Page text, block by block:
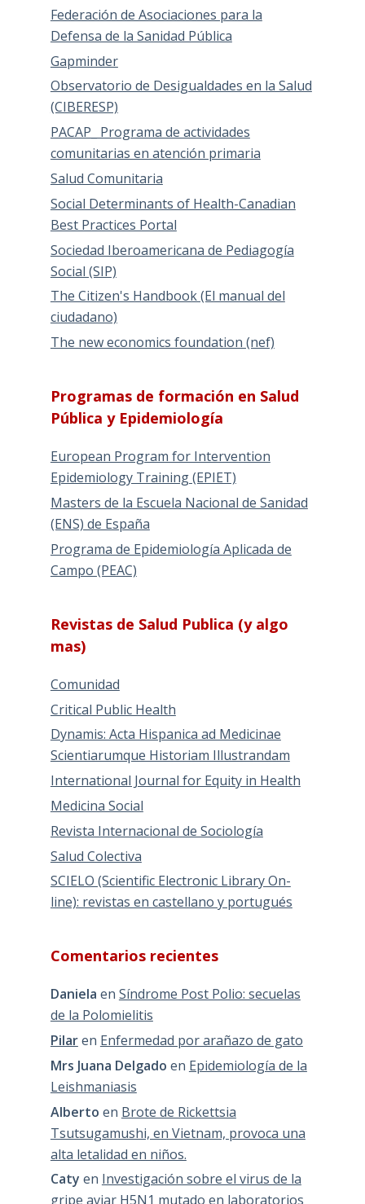
Federación de Asociaciones para la
Defensa de la Sanidad Pública
Gapminder
Observatorio de Desigualdades en la Salud
(CIBERESP)
PACAP_ Programa de actividades
comunitarias en atención primaria
Salud Comunitaria
Social Determinants of Health-Canadian
Best Practices Portal
Sociedad Iberoamericana de Pediagogía
Social (SIP)
The Citizen's Handbook (El manual del
ciudadano)
The new economics foundation (nef)
Programas de formación en Salud
Pública y Epidemiología
European Program for Intervention
Epidemiology Training (EPIET)
Masters de la Escuela Nacional de Sanidad
(ENS) de España
Programa de Epidemiología Aplicada de
Campo (PEAC)
Revistas de Salud Publica (y algo
mas)
Comunidad
Critical Public Health
Dynamis: Acta Hispanica ad Medicinae
Scientiarumque Historiam Illustrandam
International Journal for Equity in Health
Medicina Social
Revista Internacional de Sociología
Salud Colectiva
SCIELO (Scientific Electronic Library On-
line): revistas en castellano y portugués
Comentarios recientes
Daniela en Síndrome Post Polio: secuelas
de la Polomielitis
Pilaren Enfermedad por arañazo de gato
Mrs Juana Delgado en Epidemiología de la
Leishmaniasis
Alberto en Brote de Rickettsia
Tsutsugamushi, en Vietnam, provoca una
alta letalidad en niños.
Caty en Investigación sobre el virus de la
gripe aviar H5N1 mutado en laboratorios